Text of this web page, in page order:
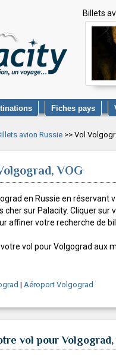
Billets
Fiches pays
avion Russie >> Vol
VOG
en Russie en réservant
cher sur Palacity. Cliquer sur
affiner votre recherche de
vol pour Volgograd aux
| Aéroport Volgograd
vol pour Volgograd,